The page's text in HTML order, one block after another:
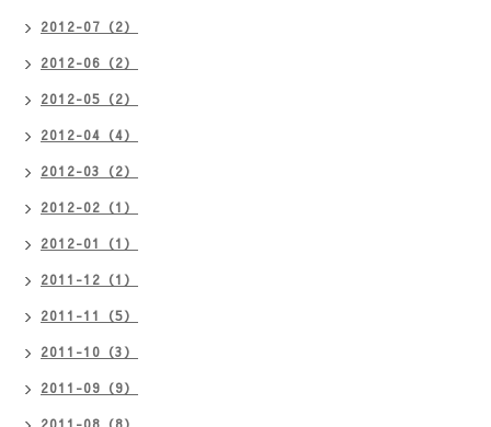
2012-07（2）
2012-06（2）
2012-05（2）
2012-04（4）
2012-03（2）
2012-02（1）
2012-01（1）
2011-12（1）
2011-11（5）
2011-10（3）
2011-09（9）